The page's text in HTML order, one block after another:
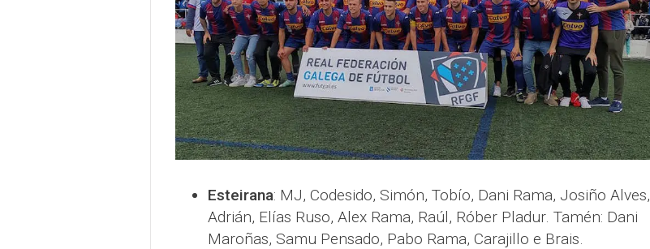
Esteirana: MJ, Codesido, Simón, Tobío, Dani Rama, Josiño Alves,
Adrián, Elías Ruso, Alex Rama, Raúl, Róber Pladur. Tamén: Dani
Maroñas, Samu Pensado, Pabo Rama, Carajillo e Brais.